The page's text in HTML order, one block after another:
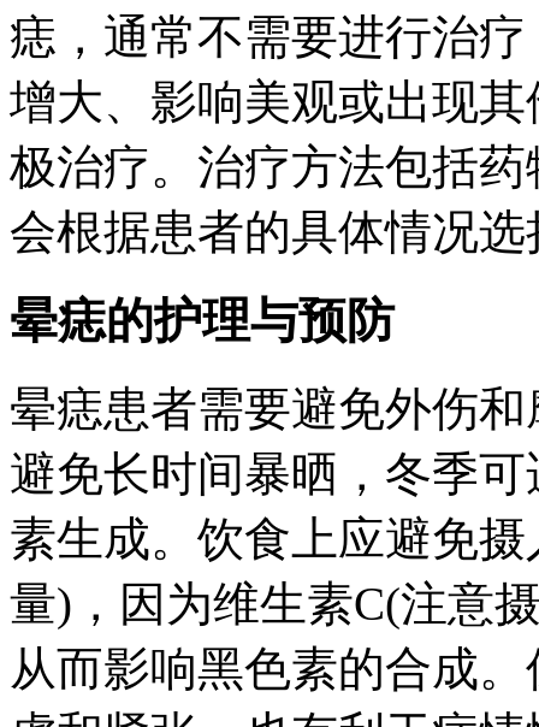
痣，通常不需要进行治
增大、影响美观或出现
极治疗。治疗方法包括
会根据患者的具体情况
晕痣的护理与预防
晕痣患者需要避免外伤
避免长时间暴晒，冬季
素生成。饮食上应避免
量)，因为维生素C(注意
从而影响黑色素的合成